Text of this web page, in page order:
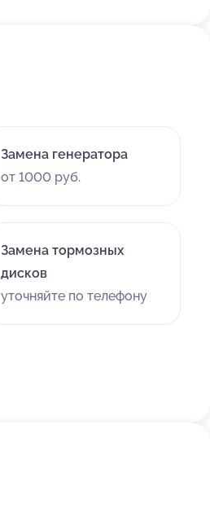
Замена генератора
от 1000 руб.
Замена тормозных
дисков
уточняйте по телефону